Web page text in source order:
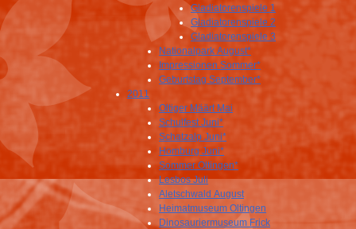
Gladiatorenspiele 1
Gladiatorenspiele 2
Gladiatorenspiele 3
Nationalpark August*
Impressionen Sommer*
Geburtstag September*
2011
Oltiger Määrt Mai
Schulfest Juni*
Schatzalp Juni*
Homburg Juni*
Sommer Oltingen*
Lesbos Juli
Aletschwald August
Heimatmuseum Oltingen
Dinosauriermuseum Frick